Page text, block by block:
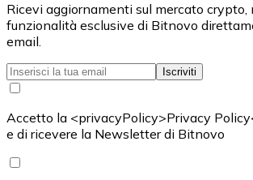
Ricevi aggiornamenti sul mercato crypto,
funzionalità esclusive di Bitnovo
email.
Iscriviti
Accetto la <privacyPolicy>Privacy
e di ricevere la Newsletter di Bitnovo